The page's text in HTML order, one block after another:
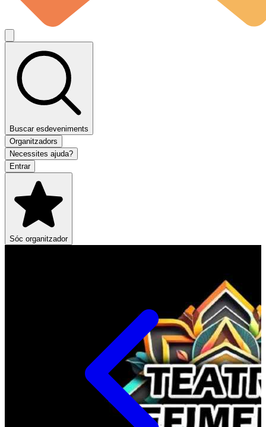
Buscar esdeveniments
Organitzadors
Necessites ajuda?
Entrar
Sóc organitzador